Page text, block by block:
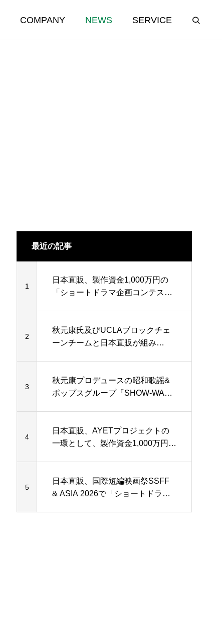
COMPANY NEWS SERVICE
最近の記事
1
日本直販、製作資金1,000万円の
「ショートドラマ企画コンテス
2
秋元康氏及びUCLAブロックチェ
ーンチームと日本直販が組み
3
秋元康プロデュースの昭和歌謡&
ポップスグループ『SHOW-WA・
4
日本直販、AYETプロジェクトの
一環として、製作資金1,000万円の
5
日本直販、国際短編映画祭SSFF
& ASIA 2026で「ショートドラマ